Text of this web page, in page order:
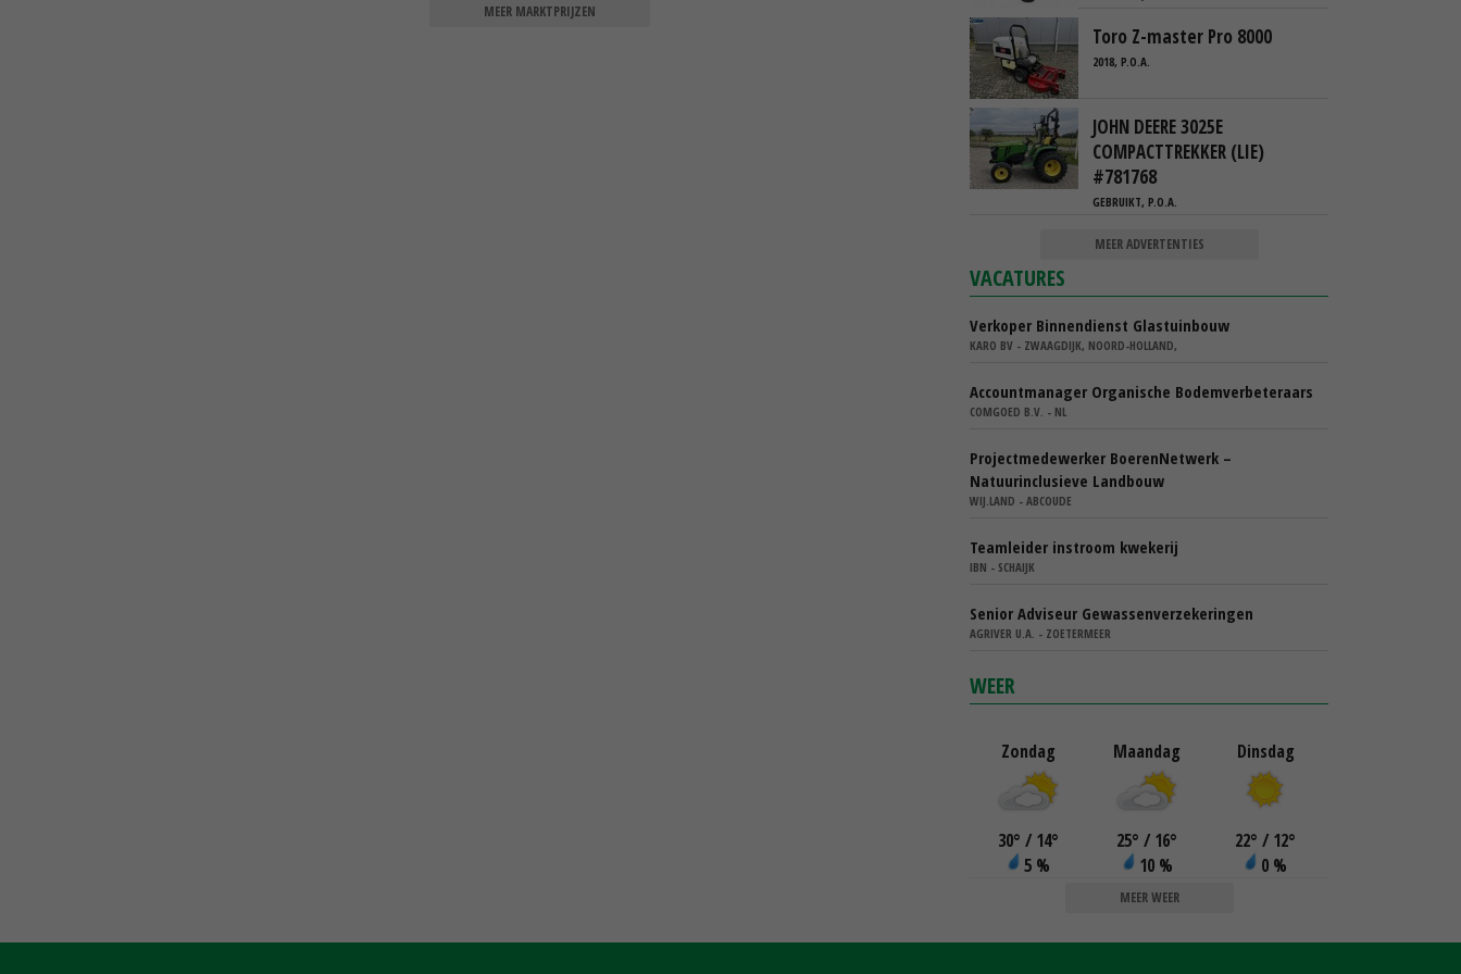
MEER MARKTPRIJZEN
Toro Z-master Pro 8000
2018, P.O.A.
JOHN DEERE 3025E
COMPACTTREKKER (LIE)
#781768
GEBRUIKT, P.O.A.
MEER ADVERTENTIES
VACATURES
Verkoper Binnendienst Glastuinbouw
KARO BV - ZWAAGDIJK, NOORD-HOLLAND,
Accountmanager Organische Bodemverbeteraars
COMGOED B.V. - NL
Projectmedewerker BoerenNetwerk –
Natuurinclusieve Landbouw
WIJ.LAND - ABCOUDE
Teamleider instroom kwekerij
IBN - SCHAIJK
Senior Adviseur Gewassenverzekeringen
AGRIVER U.A. - ZOETERMEER
WEER
Zondag
30° / 14°
5 %
Maandag
25° / 16°
10 %
Dinsdag
22° / 12°
0 %
MEER WEER